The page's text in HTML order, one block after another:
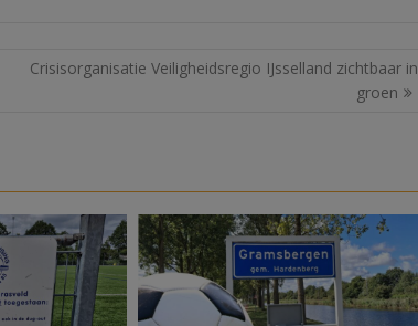
Crisisorganisatie Veiligheidsregio IJsselland zichtbaar in
groen